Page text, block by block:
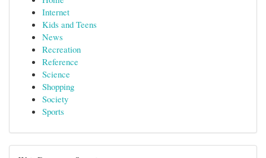
Internet
Kids and Teens
News
Recreation
Reference
Science
Shopping
Society
Sports